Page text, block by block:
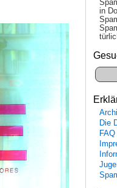
in
Die
FAQ